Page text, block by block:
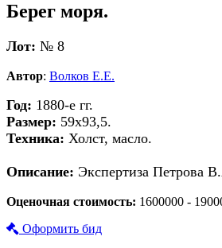
Берег моря.
Лот: № 8
Автор: Волков Е.Е.
Год: 1880-е гг.
Размер: 59х93,5.
Техника: Холст, масло.
Описание: Экспертиза Петрова
Оценочная стоимость: 1600000 -
Оформить бид